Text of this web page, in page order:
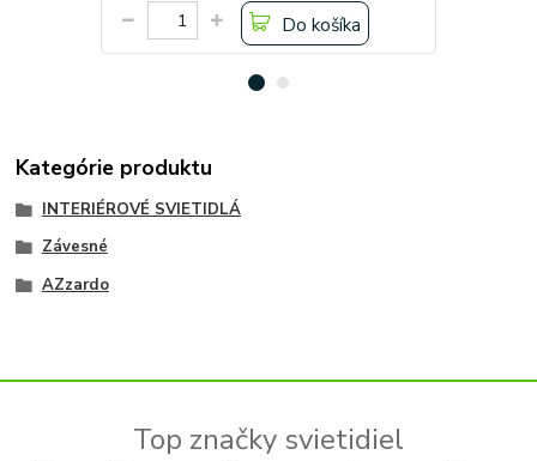
Do košíka
Kategórie produktu
INTERIÉROVÉ SVIETIDLÁ
Závesné
AZzardo
Top značky svietidiel